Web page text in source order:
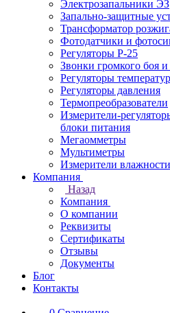
Электрозапальники ЭЗ
Запально-защитные
Трансформатор
Фотодатчики и
Регуляторы Р-25
Звонки громкого боя
Регуляторы
Регуляторы давления
Термопреобразователи
Измерители-
блоки питания
Мегаомметры
Мультиметры
Измерители
Компания
Назад
Компания
О компании
Реквизиты
Сертификаты
Отзывы
Документы
Блог
Контакты